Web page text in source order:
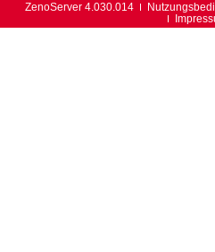
ZenoServer 4.030.014